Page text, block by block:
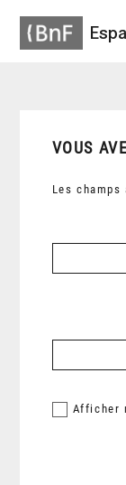
VOUS
Les
Afficher